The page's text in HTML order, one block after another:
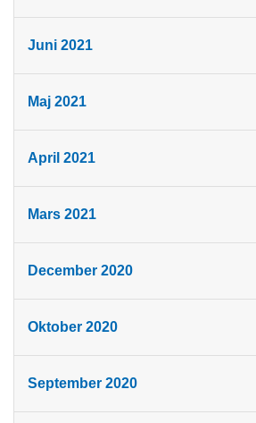
Juni 2021
Maj 2021
April 2021
Mars 2021
December 2020
Oktober 2020
September 2020